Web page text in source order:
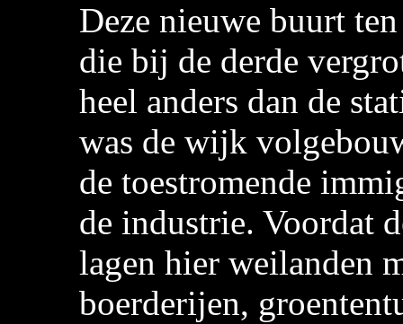
Deze nieuwe buurt
die bij de derde
heel anders dan de
was de wijk
de toestromende
de industrie. Voordat
lagen hier weilanden
boerderijen,